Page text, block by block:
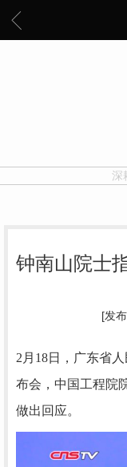
深
钟南山院士
[发
2月18日，广东省
布会，中国工程院
做出回应。